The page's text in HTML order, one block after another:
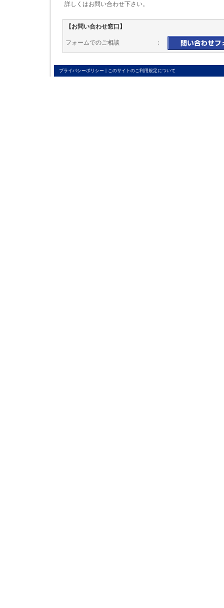
詳しくはお問い合わせ下さい。
【お問い合わせ窓口】
フォームでのご相談 ：
プライバシーポリシー | このサイトのご利用規定について